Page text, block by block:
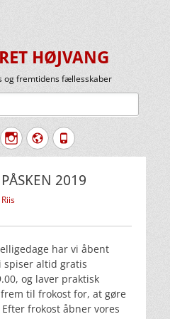
HØJVANG
og fremtidens fællesskaber
Instagram
Website
Tlf.
2019
har vi åbent
spiser altid gratis
og laver praktisk
til frokost for, at gøre
frokost åbner vores